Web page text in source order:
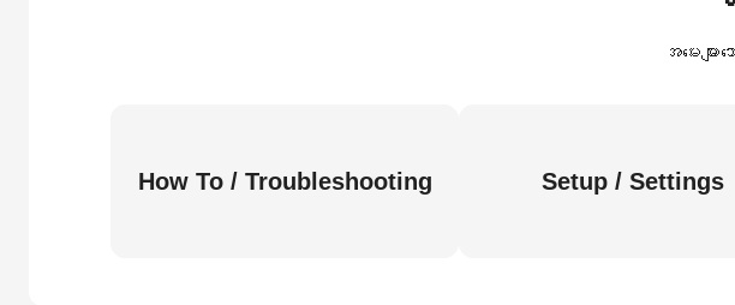
အမေးမျ
How To / Troubleshooting Setup / Settings